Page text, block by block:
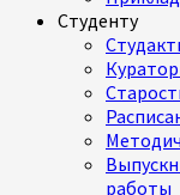
Студенту
работы